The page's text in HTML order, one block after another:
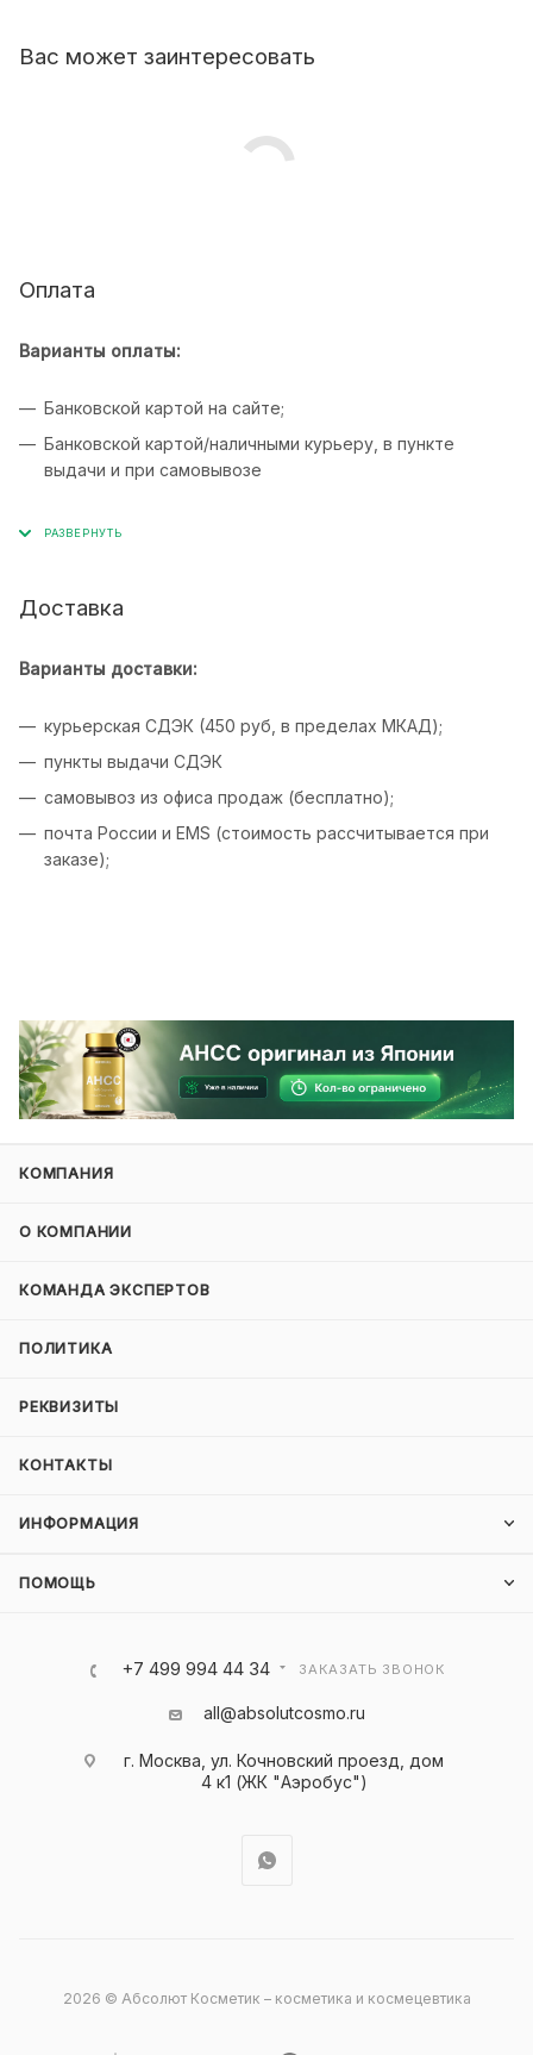
Вас может заинтересовать
Оплата
Варианты оплаты:
Банковской картой на сайте;
Банковской картой/наличными курьеру, в пункте
выдачи и при самовывозе
Доставка
Варианты доставки:
курьерская СДЭК (450 руб, в пределах МКАД);
пункты выдачи СДЭК
самовывоз из офиса продаж (бесплатно);
почта России и EMS (стоимость рассчитывается при
заказе);
КОМПАНИЯ
О КОМПАНИИ
КОМАНДА ЭКСПЕРТОВ
ПОЛИТИКА
РЕКВИЗИТЫ
КОНТАКТЫ
ИНФОРМАЦИЯ
ПОМОЩЬ
+7 499 994 44 34 ЗАКАЗАТЬ ЗВОНОК
all@absolutcosmo.ru
г. Москва, ул. Кочновский проезд, дом
4 к1 (ЖК "Аэробус")
2026 © Абсолют Косметик – косметика и космецевтика